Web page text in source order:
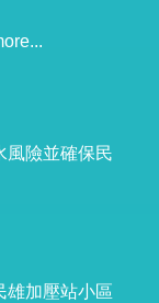
風險並確保民
雄加壓站小區